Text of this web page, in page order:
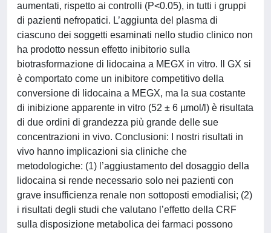
aumentati, rispetto ai controlli (P<0.05), in tutti i gruppi
di pazienti nefropatici. L’aggiunta del plasma di
ciascuno dei soggetti esaminati nello studio clinico non
ha prodotto nessun effetto inibitorio sulla
biotrasformazione di lidocaina a MEGX in vitro. Il GX si
è comportato come un inibitore competitivo della
conversione di lidocaina a MEGX, ma la sua costante
di inibizione apparente in vitro (52 ± 6 µmol/l) è risultata
di due ordini di grandezza più grande delle sue
concentrazioni in vivo. Conclusioni: I nostri risultati in
vivo hanno implicazioni sia cliniche che
metodologiche: (1) l’aggiustamento del dosaggio della
lidocaina si rende necessario solo nei pazienti con
grave insufficienza renale non sottoposti emodialisi; (2)
i risultati degli studi che valutano l’effetto della CRF
sulla disposizione metabolica dei farmaci possono